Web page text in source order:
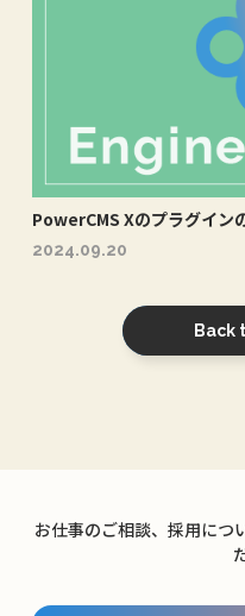
PowerCMS Xのプラグイン
2024.09.20
Back
お仕事のご相談、採用につ